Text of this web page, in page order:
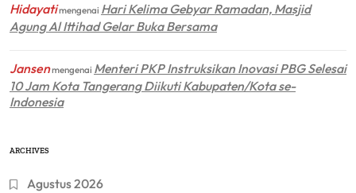
Hidayatimengenai Hari Kelima Gebyar Ramadan, Masjid
Agung Al Ittihad Gelar Buka Bersama
Jansenmengenai Menteri PKP Instruksikan Inovasi PBG Selesai
10 Jam Kota Tangerang Diikuti Kabupaten/Kota se-
Indonesia
ARCHIVES
Agustus 2026